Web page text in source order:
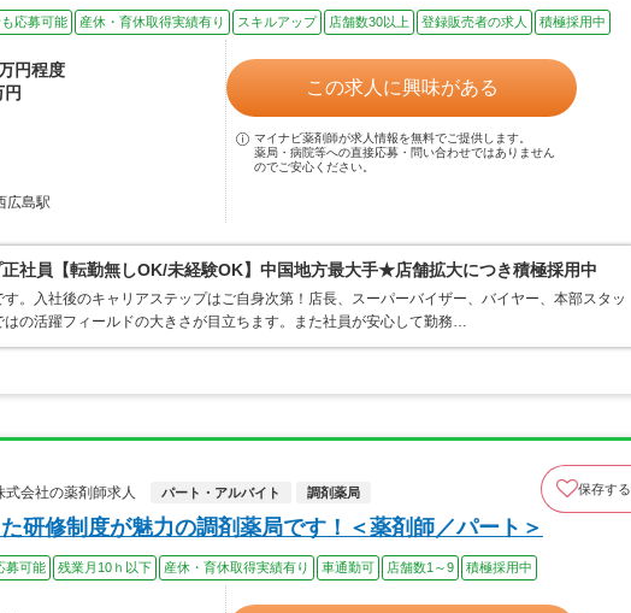
応募可能 産休・育休取得実績有り スキルアップ 店舗数30以上 登録販売者の求人 積極採用中
円程度
円
広島駅
この求人に興味がある
マイナビ薬剤師が求人情報を無料でご提供します。
薬局・病院等への直接応募・問い合わせではありません
のでご安心ください。
社員【転勤無しOK/未経験OK】中国地方最大手★店舗拡大につき積極採用中
。入社後のキャリアステップはご自身次第！店長、スーパーバイザー、バイヤー、本部スタッ
はの活躍フィールドの大きさが目立ちます。また社員が安心して勤務…
会社の薬剤師求人
パート・アルバイト 調剤薬局 保存する
研修制度が魅力の調剤薬局です！＜薬剤師／パート＞
募可能 残業月10ｈ以下 産休・育休取得実績有り 車通勤可 店舗数1～9 積極採用中